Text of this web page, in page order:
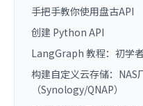
手把手教你使用盘古API
创建 Python API
LangGraph 教程：初学
构建自定义云存储：NAS
（Synology/QNAP）